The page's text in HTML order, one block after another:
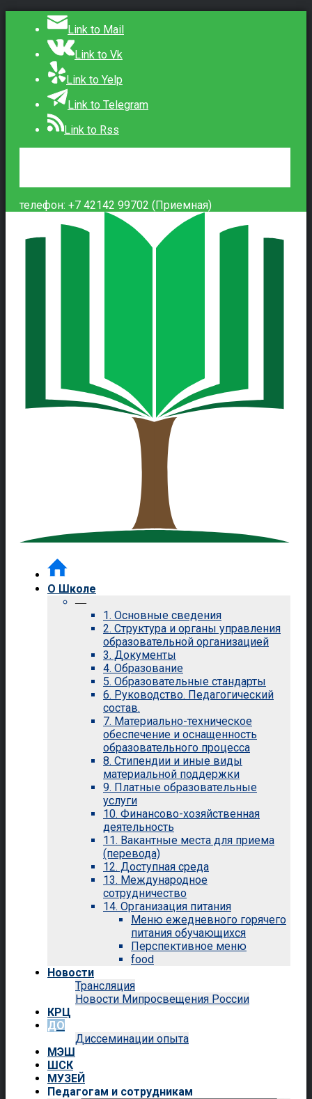
Link to Mail
Link to Vk
Link to Yelp
Link to Telegram
Link to Rss
телефон: +7 42142 99702 (Приемная)
О Школе
—
1. Основные сведения
2. Структура и органы управления
образовательной организацией
3. Документы
4. Образование
5. Образовательные стандарты
6. Руководство. Педагогический
состав.
7. Материально-техническое
обеспечение и оснащенность
образовательного процесса
8. Стипендии и иные виды
материальной поддержки
9. Платные образовательные
услуги
10. Финансово-хозяйственная
деятельность
11. Вакантные места для приема
(перевода)
12. Доступная среда
13. Международное
сотрудничество
14. Организация питания
Меню ежедневного горячего
питания обучающихся
Перспективное меню
food
Новости
Трансляция
Новости Мипросвещения России
КРЦ
ДО
Диссеминации опыта
МЭШ
ШСК
МУЗЕЙ
Педагогам и сотрудникам